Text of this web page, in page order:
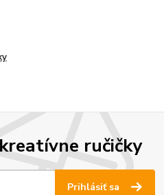
ručičky
Prihlásiť sa